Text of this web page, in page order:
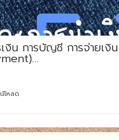
งิน การบัญชี การจ่ายเงิ
โหลด